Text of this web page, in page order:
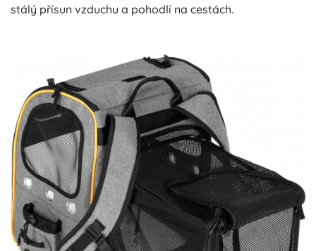
stálý přísun vzduchu a pohodlí na cestách.